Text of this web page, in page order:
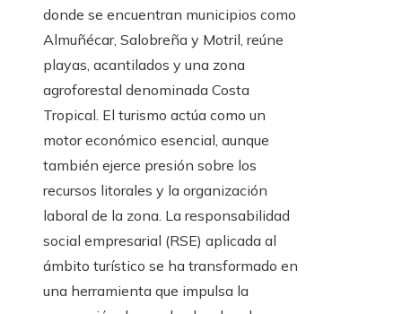
donde se encuentran municipios como
Almuñécar, Salobreña y Motril, reúne
playas, acantilados y una zona
agroforestal denominada Costa
Tropical. El turismo actúa como un
motor económico esencial, aunque
también ejerce presión sobre los
recursos litorales y la organización
laboral de la zona. La responsabilidad
social empresarial (RSE) aplicada al
ámbito turístico se ha transformado en
una herramienta que impulsa la